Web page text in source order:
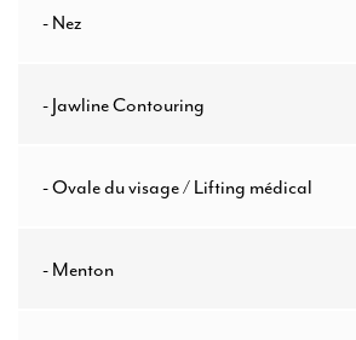
- Nez
- Jawline Contouring
- Ovale du visage / Lifting médical
- Menton